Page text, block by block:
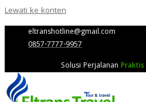
Lewati ke konten
eltranshotline@gmail.com
0857-7777-9957
Solusi Perjalanan Praktis